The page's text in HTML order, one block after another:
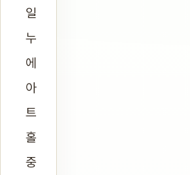
일
누
에
아
트
홀
중